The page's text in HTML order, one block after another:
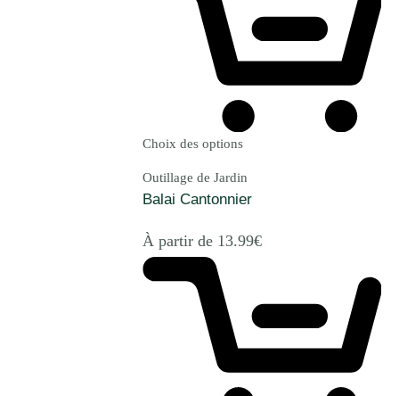
Choix des options
Outillage de Jardin
Balai Cantonnier
À partir de 13.99€